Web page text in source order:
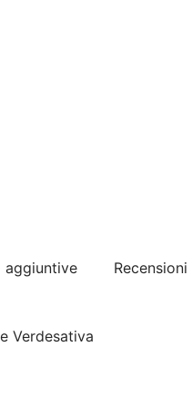
aggiuntive
Verdesativa